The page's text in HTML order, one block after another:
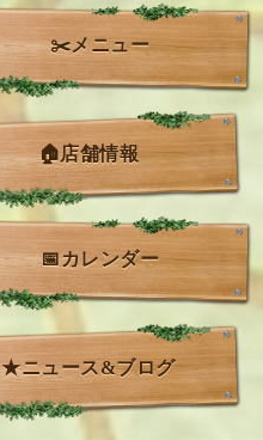
✂️メニュー
🏠店舗情報
📅カレンダー
★ニュース&ブログ